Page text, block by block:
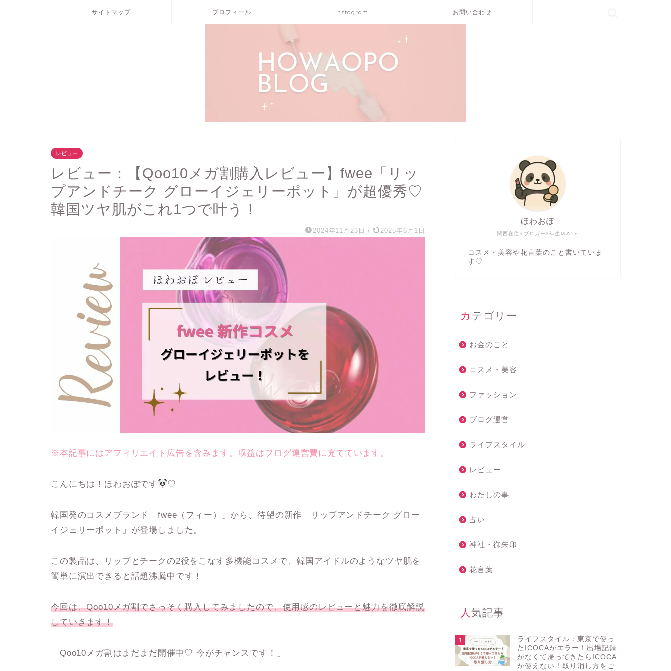
サイトマップ プロフィール Instagram お問い合わせ
レビュー
レビュー：【Qoo10メガ割購入レビュー】fwee「リッ
プアンドチーク グローイジェリーポット」が超優秀♡
韓国ツヤ肌がこれ1つで叶う！
2024年11月23日 / 2025年6月1日
※本記事にはアフィリエイト広告を含みます。収益はブログ運営費に充てています。
こんにちは！ほわおぽです ♡
韓国発のコスメブランド「fwee（フィー） 」から、待望の新作「 リップアンドチーク グロー
イジェリーポット 」が登場しました。
この製品は、リップとチークの2役をこなす多機能コスメで、韓国アイドルのようなツヤ肌を
簡単に演出できると話題沸騰中です！
今回は、Qoo10メガ割でさっそく購入してみましたので、使用感のレビューと魅力を徹底解説
していきます！
「Qoo10メガ割はまだまだ開催中♡ 今がチャンスです！」
関西在住♀ブロガー3年生ᝰ✍︎꙳⋆
ほわおぽ
コスメ・美容や花言葉のこと書いていま
す♡
カテゴリー
お金のこと
コスメ・美容
ファッション
ブログ運営
ライフスタイル
レビュー
わたしの事
占い
神社・御朱印
花言葉
人気記事
1
ライフスタイル：東京で使っ
たICOCAがエラー！出場記録
がなくて帰ってきたらICOCA
が使えない！取り消し方をご